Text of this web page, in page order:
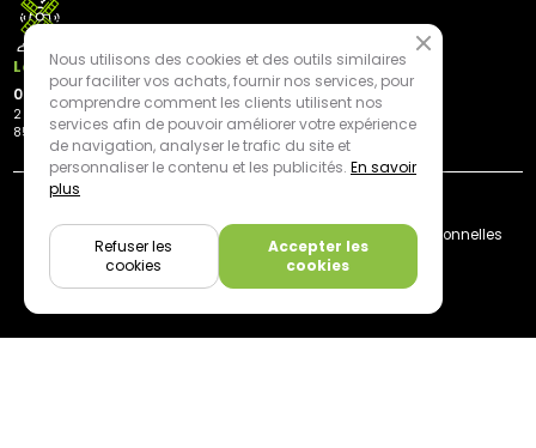
Les Herbiers
02 21 81 23 11
2 rue des Peupliers
85500 Les Herbiers
Livraison
Plan du site Mentions légales
Données personnelles
Cookies
Nous utilisons des cookies et des outils similaires
pour faciliter vos achats, fournir nos services, pour
comprendre comment les clients utilisent nos
services afin de pouvoir améliorer votre expérience
de navigation, analyser le trafic du site et
personnaliser le contenu et les publicités. En savoir
plus
Accepter les
cookies
Refuser les
cookies